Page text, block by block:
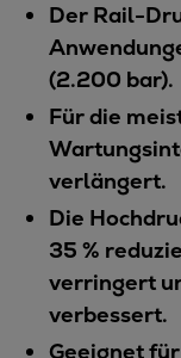
Der Rail-
(2.200 bar).
Für die
verlängert.
Die
35 %
verringert
verbessert.
Geeignet